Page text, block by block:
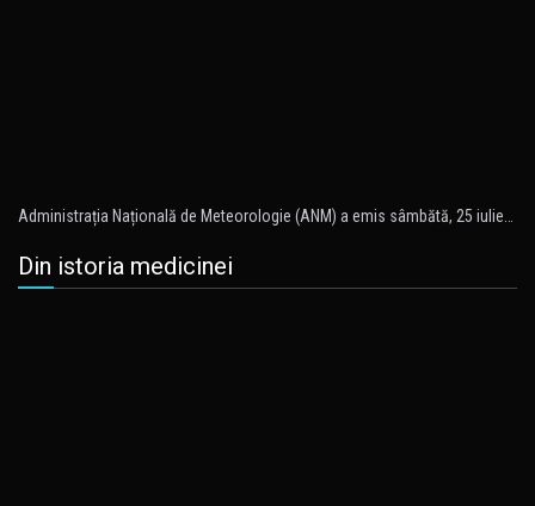
Administrația Națională de Meteorologie (ANM) a emis sâmbătă, 25 iulie…
Din istoria medicinei